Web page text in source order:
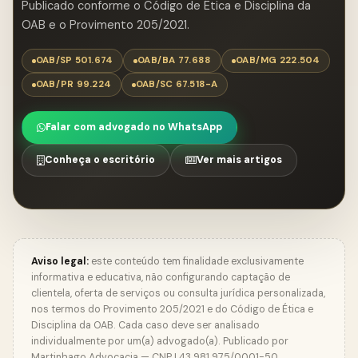
Publicado conforme o Código de Ética e Disciplina da
OAB e o Provimento 205/2021.
OAB/SP 501.674 OAB/BA 77.688
OAB/MG 222.504
OAB/PR 99.224
OAB/SC 67.518-A
Falar com advogado no WhatsApp
Conheça o escritório Ver mais artigos
Aviso legal: este conteúdo tem finalidade exclusivamente
informativa e educativa, não configurando captação de
clientela, oferta de serviços ou consulta jurídica personalizada,
nos termos do Provimento 205/2021 e do Código de Ética e
Disciplina da OAB. Cada caso deve ser analisado
individualmente por um(a) advogado(a). Publicado por